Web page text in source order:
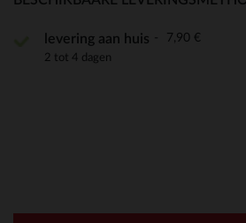
levering aan huis 7,90 €
2 tot 4 dagen